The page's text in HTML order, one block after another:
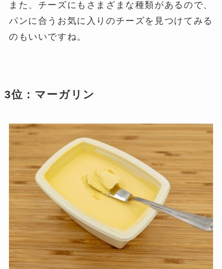
また、チーズにもさまざまな種類があるので、
パンに合うお気に入りのチーズを見つけてみる
のもいいですね。
3位：マーガリン